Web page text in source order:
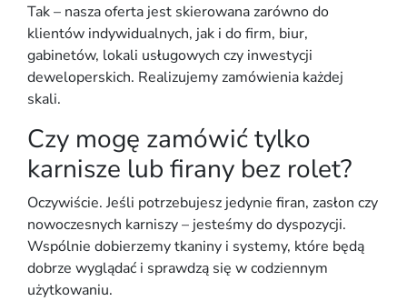
Tak – nasza oferta jest skierowana zarówno do
klientów indywidualnych, jak i do firm, biur,
gabinetów, lokali usługowych czy inwestycji
deweloperskich. Realizujemy zamówienia każdej
skali.
Czy mogę zamówić tylko
karnisze lub firany bez rolet?
Oczywiście. Jeśli potrzebujesz jedynie firan, zasłon czy
nowoczesnych karniszy – jesteśmy do dyspozycji.
Wspólnie dobierzemy tkaniny i systemy, które będą
dobrze wyglądać i sprawdzą się w codziennym
użytkowaniu.